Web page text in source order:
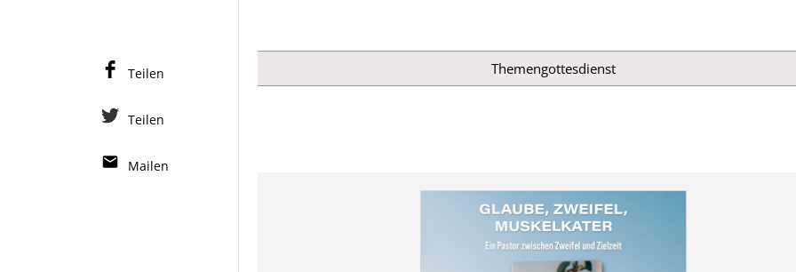
Themen­gottesdienst
Teilen
Teilen
Mailen